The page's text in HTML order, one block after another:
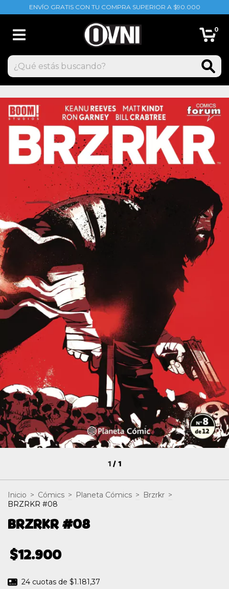
ENVÍO GRATIS CON TU COMPRA SUPERIOR A $90.000
0
1/1
Inicio > Cómics > Planeta Cómics > Brzrkr >
BRZRKR #08
BRZRKR #08
$12.900
24 cuotas de $1.181,37